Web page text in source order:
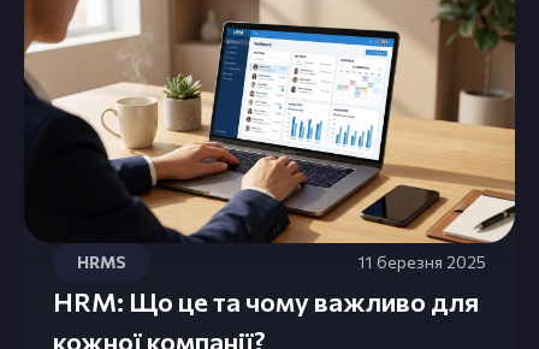
HRMS 11 березня 2025
HRM: Що це та чому важливо для
кожної компанії?